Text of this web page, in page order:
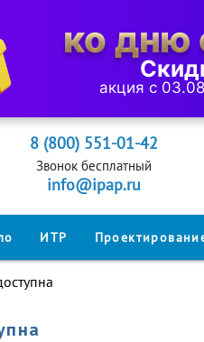
ко дню
акция с
8 (800) 551-01-42
Звонок бесплатный
info@ipap.ru
ИТР